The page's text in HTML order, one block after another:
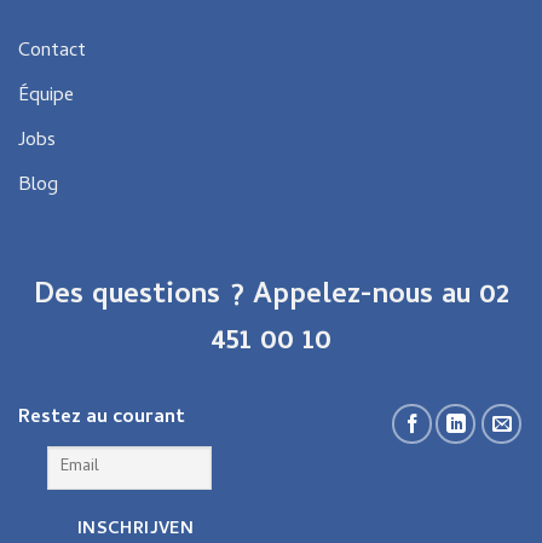
Contact
Équipe
Jobs
Blog
Des questions ? Appelez-nous au 02
451 00 10
Restez au courant